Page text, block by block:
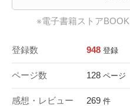
※電子書籍ストア
登録数 948 登録
ページ数 128 ページ
感想・レビュー 269 件